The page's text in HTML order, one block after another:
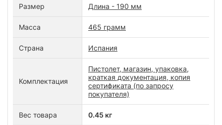
Размер Длина - 190 мм
Масса 465 грамм
Страна Испания
Комплектация
Пистолет, магазин, упаковка,
краткая документация, копия
сертификата (по запросу
покупателя)
Вес товара 0.45 кг